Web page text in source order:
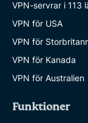
VPN-servrar i 113
VPN för USA
VPN för
VPN för Kanada
VPN för Australien
Funktioner